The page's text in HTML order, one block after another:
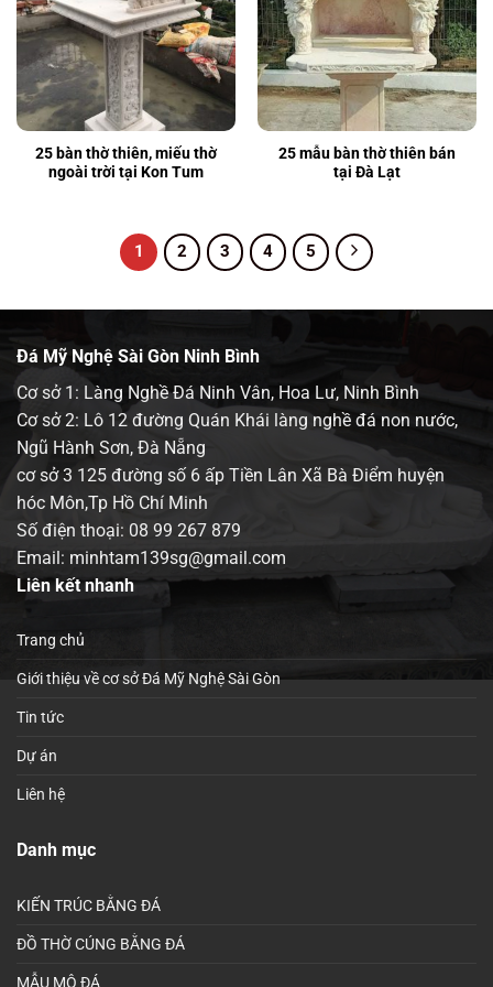
25 bàn thờ thiên, miếu thờ
ngoài trời tại Kon Tum
25 mẫu bàn thờ thiên bán
tại Đà Lạt
1 2 3 4 5
Đá Mỹ Nghệ Sài Gòn Ninh Bình
Cơ sở 1: Làng Nghề Đá Ninh Vân, Hoa Lư, Ninh Bình
Cơ sở 2: Lô 12 đường Quán Khái làng nghề đá non nước,
Ngũ Hành Sơn, Đà Nẵng
cơ sở 3 125 đường số 6 ấp Tiền Lân Xã Bà Điểm huyện
hóc Môn,Tp Hồ Chí Minh
Số điện thoại: 08 99 267 879
Email: minhtam139sg@gmail.com
Liên kết nhanh
Trang chủ
Giới thiệu về cơ sở Đá Mỹ Nghệ Sài Gòn
Tin tức
Dự án
Liên hệ
Danh mục
KIẾN TRÚC BẰNG ĐÁ
ĐỒ THỜ CÚNG BẰNG ĐÁ
MẪU MỘ ĐÁ